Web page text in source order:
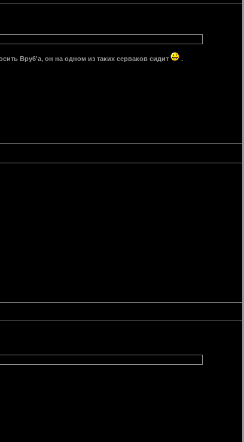
Bpy6'a, он на одном из таких серваков сидит .